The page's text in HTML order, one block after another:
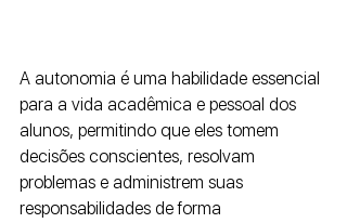
A autonomia é uma habilidade essencial
para a vida acadêmica e pessoal dos
alunos, permitindo que eles tomem
decisões conscientes, resolvam
problemas e administrem suas
responsabilidades de forma